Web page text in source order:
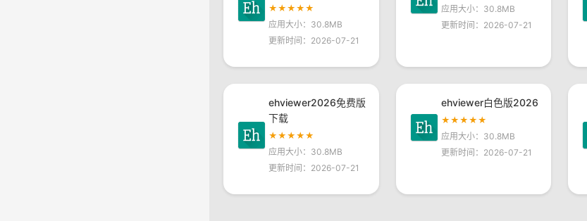
★★★★★
应用大小：30.8MB
更新时间：2026-07-21
应用大小：30.8MB
更新时间：2026-07-21
ehviewer2026免费版
下载
★★★★★
应用大小：30.8MB
更新时间：2026-07-21
ehviewer白色版2026
★★★★★
应用大小：30.8MB
更新时间：2026-07-21